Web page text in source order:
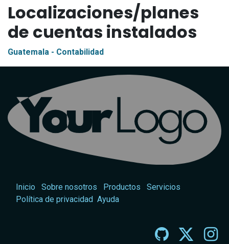
Localizaciones/planes
de cuentas instalados
Guatemala - Contabilidad
Inicio Sobre nosotros Productos
Servicios
Política de privacidad Ayuda